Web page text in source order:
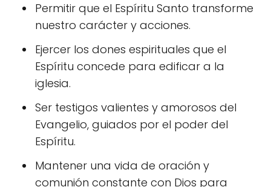
Permitir que el Espíritu Santo transforme
nuestro carácter y acciones.
Ejercer los dones espirituales que el
Espíritu concede para edificar a la
iglesia.
Ser testigos valientes y amorosos del
Evangelio, guiados por el poder del
Espíritu.
Mantener una vida de oración y
comunión constante con Dios para